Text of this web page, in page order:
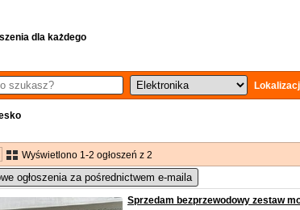
dla każdego
Wyświetlono 1-2 ogłoszeń z 2
ogłoszenia za pośrednictwem e-maila
Sprzedam bezprzewodowy zestaw